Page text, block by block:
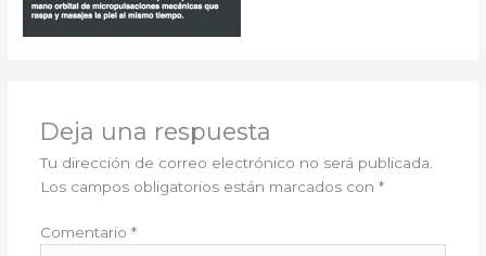
Deja una respuesta
Tu dirección de correo electrónico no será publicada.
Los campos obligatorios están marcados con *
Comentario *